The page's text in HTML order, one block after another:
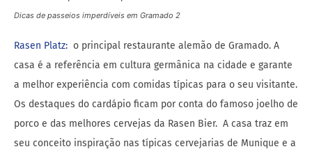
Dicas de passeios imperdíveis em Gramado 2
Rasen Platz: o principal restaurante alemão de Gramado. A
casa é a referência em cultura germânica na cidade e garante
a melhor experiência com comidas típicas para o seu visitante.
Os destaques do cardápio ficam por conta do famoso joelho de
porco e das melhores cervejas da Rasen Bier. A casa traz em
seu conceito inspiração nas típicas cervejarias de Munique e a